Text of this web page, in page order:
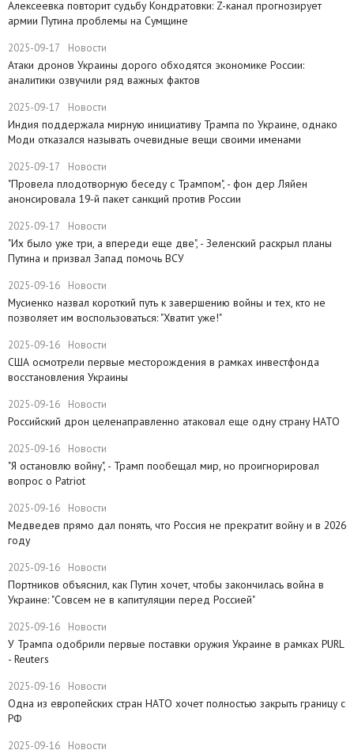
​Алексеевка повторит судьбу Кондратовки: Z-канал прогнозирует
армии Путина проблемы на Сумщине
2025-09-17 Новости
​Атаки дронов Украины дорого обходятся экономике России:
аналитики озвучили ряд важных фактов
2025-09-17 Новости
​Индия поддержала мирную инициативу Трампа по Украине, однако
Моди отказался называть очевидные вещи своими именами
2025-09-17 Новости
​"Провела плодотворную беседу с Трампом", - фон дер Ляйен
анонсировала 19-й пакет санкций против России
2025-09-17 Новости
​"Их было уже три, а впереди еще две", - Зеленский раскрыл планы
Путина и призвал Запад помочь ВСУ
2025-09-16 Новости
Мусиенко назвал короткий путь к завершению войны и тех, кто не
позволяет им воспользоваться: "Хватит уже!"
2025-09-16 Новости
США осмотрели первые месторождения в рамках инвестфонда
восстановления Украины
2025-09-16 Новости
Российский дрон целенаправленно атаковал еще одну страну НАТО
2025-09-16 Новости
​"Я остановлю войну", - Трамп пообещал мир, но проигнорировал
вопрос о Patriot
2025-09-16 Новости
Медведев прямо дал понять, что Россия не прекратит войну и в 2026
году
2025-09-16 Новости
Портников объяснил, как Путин хочет, чтобы закончилась война в
Украине: "Совсем не в капитуляции перед Россией"
2025-09-16 Новости
У Трампа одобрили первые поставки оружия Украине в рамках PURL
- Reuters
2025-09-16 Новости
Одна из европейских стран НАТО хочет полностью закрыть границу с
РФ
2025-09-16 Новости